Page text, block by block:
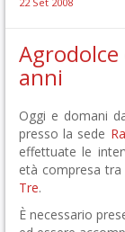
anni
Oggi e domani
presso la sede
effettuate le
età compresa
Tre.
È necessario